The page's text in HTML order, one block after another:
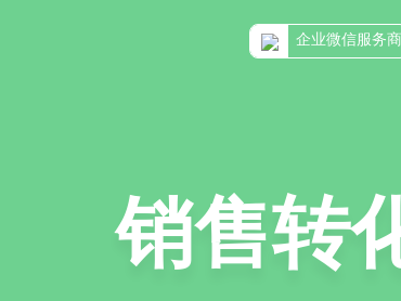
企业微信服务商
销售转